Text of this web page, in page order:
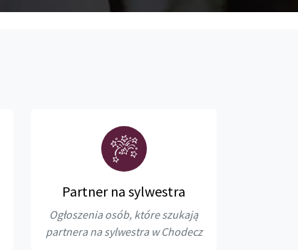
Partner na sylwestra
Ogłoszenia osób, które szukają
partnera na sylwestra w Chodecz